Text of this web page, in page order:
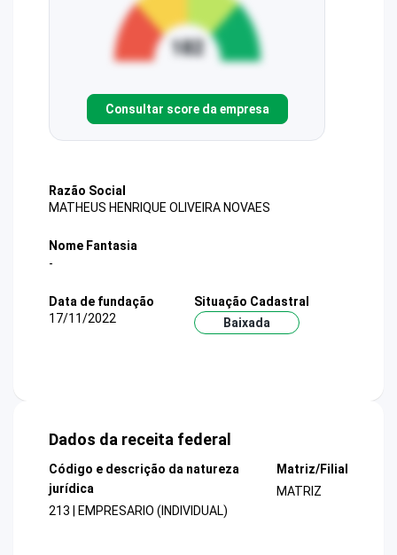
Consultar score da empresa
Razão Social
MATHEUS HENRIQUE OLIVEIRA NOVAES
Nome Fantasia
-
Data de fundação
17/11/2022
Situação Cadastral
Baixada
Dados da receita federal
Código e descrição da natureza
jurídica
213 | EMPRESARIO (INDIVIDUAL)
Matriz/Filial
MATRIZ